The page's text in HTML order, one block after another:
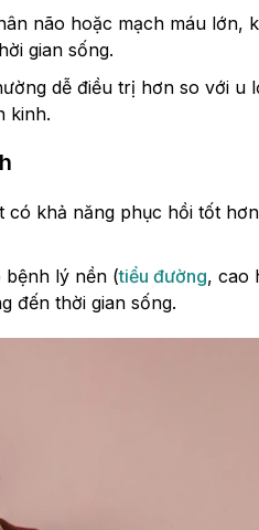
não hoặc mạch máu lớn,
gian sống.
dễ điều trị hơn so với u
kinh.
khả năng phục hồi tốt
bệnh lý nền (tiểu đường, cao
đến thời gian sống.